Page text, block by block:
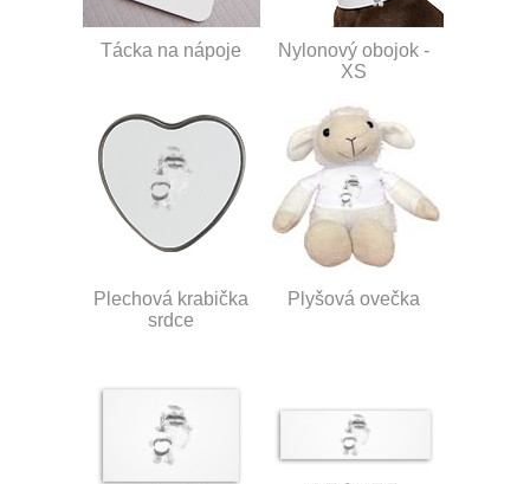
Tácka na nápoje
Nylonový obojok -
XS
Plechová krabička
srdce
Plyšová ovečka